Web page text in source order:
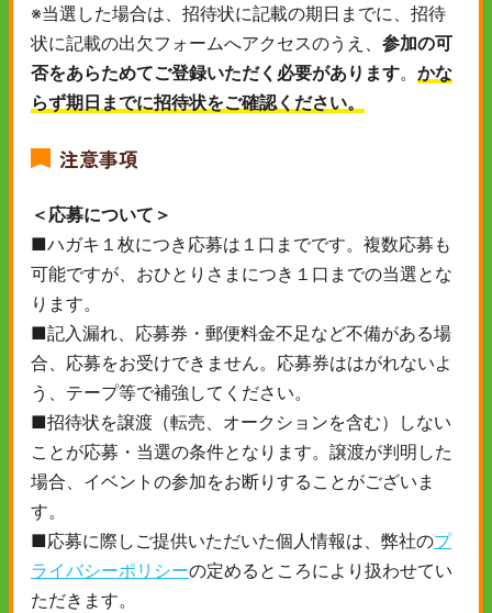
※当選した場合は、招待状に記載の期日までに、招待
状に記載の出欠フォームへアクセスのうえ、 参加の可
否をあらためてご登録いただく必要があります。 かな
らず期日までに招待状をご確認ください。
注意事項
＜応募について＞
■ハガキ１枚につき応募は１口までです。複数応募も
可能ですが、おひとりさまにつき１口までの当選とな
ります。
■記入漏れ、応募券・郵便料金不足など不備がある場
合、応募をお受けできません。応募券ははがれないよ
う、テープ等で補強してください。
■招待状を譲渡（転売、オークションを含む）しない
ことが応募・当選の条件となります。譲渡が判明した
場合、イベントの参加をお断りすることがございま
す。
■応募に際しご提供いただいた個人情報は、弊社のプ
ライバシーポリシーの定めるところにより扱わせてい
ただきます。